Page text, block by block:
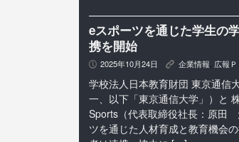
eスポーツを通じた学生の
携を開始
P 2025年10月24日 K 企業情報 広報Ｐ
学校法人日本教育財団 東京通信
一、以下「東京通信大学」）と
Sports（代表取締役社長：原田
ツを通じた人材育成と教育機会